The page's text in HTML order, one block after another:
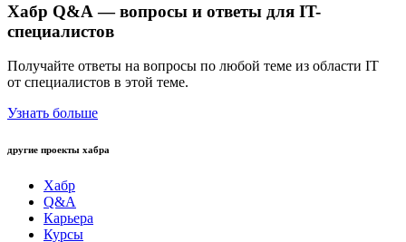
Хабр Q&A — вопросы и ответы для IT-
специалистов
Получайте ответы на вопросы по любой теме из области IT
от специалистов в этой теме.
Узнать больше
другие проекты хабра
Хабр
Q&A
Карьера
Курсы